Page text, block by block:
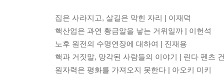
집은 사라지고, 살길은 막힌 자리 | 이재덕
핵산업은 과연 황금알을 낳는 거위일까 | 이헌석
노후 원전의 수명연장에 대하여 | 진재용
핵과 거짓말, 망각된 사람들의 이야기 | 린다 펜츠
원자력은 평화를 가져오지 못한다 | 아오키 미키